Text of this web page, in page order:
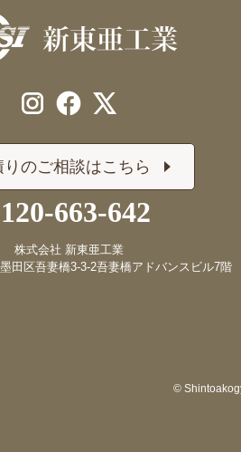
りのご相談はこちら
663-642
株式会社 新東亜工業
田区吾妻橋3-3-2吾妻橋アドバンスビル7階
©